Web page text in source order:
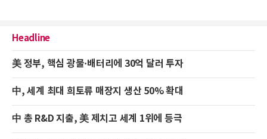
Headline
美 정부, 핵심 광물·배터리에 30억 달러 투자
中, 세계 최대 희토류 매장지 생산 50% 확대
中 총 R&D 지출, 美 제치고 세계 1위에 등극